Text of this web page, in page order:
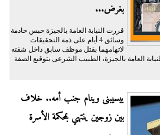
بغرض...
قررت النيابة العامة بالجيزة حبس خادمة
وسائق 4 أيام على ذمة التحقيقات
لاتهامهما بقتل موظف سابق داخل شقته
العامة بالجيزة، الطبيب الشرعى بتوقيع الصفة
بيسيبنى وينام جنب أمه.. خلاف
بين زوجين ينتهي بمحكمة الأسرة